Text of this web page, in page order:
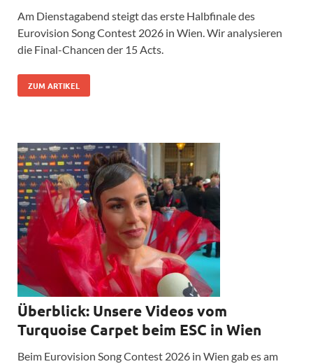
Am Dienstagabend steigt das erste Halbfinale des
Eurovision Song Contest 2026 in Wien. Wir analysieren
die Final-Chancen der 15 Acts.
ZUM ARTIKEL
Überblick: Unsere Videos vom
Turquoise Carpet beim ESC in Wien
Beim Eurovision Song Contest 2026 in Wien gab es am